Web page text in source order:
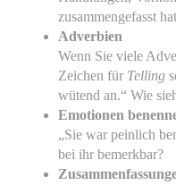
zusammengefasst
Adverbien
Wenn Sie viele
Zeichen für Telling
wütend an.“ Wie
Emotionen
„Sie war peinlich
bei ihr bemerkbar?